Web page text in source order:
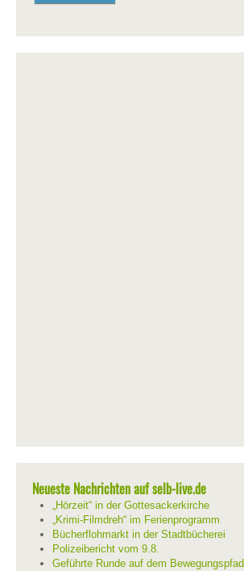
Neueste Nachrichten auf selb-live.de
„Hörzeit“ in der Gottesackerkirche
„Krimi-Filmdreh“ im Ferienprogramm
Bücherflohmarkt in der Stadtbücherei
Polizeibericht vom 9.8.
Geführte Runde auf dem Bewegungspfad